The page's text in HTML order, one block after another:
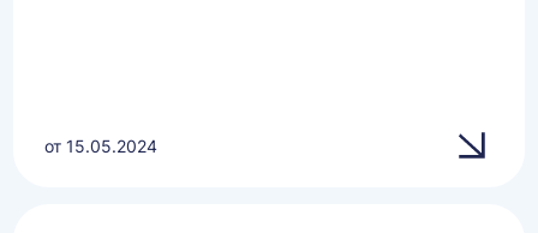
от 15.05.2024